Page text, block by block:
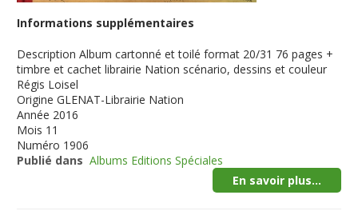
Informations supplémentaires
Description Album cartonné et toilé format 20/31 76 pages +
timbre et cachet librairie Nation scénario, dessins et couleur
Régis Loisel
Origine GLENAT-Librairie Nation
Année 2016
Mois 11
Numéro 1906
Publié dans Albums Editions Spéciales
En savoir plus...